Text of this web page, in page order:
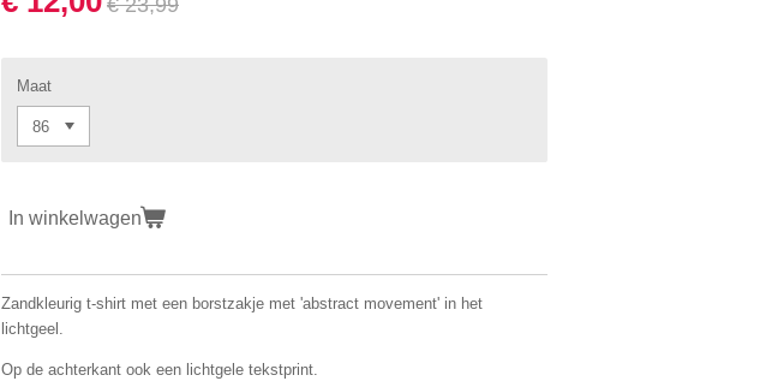
Maat
In winkelwagen
Zandkleurig t-shirt met een borstzakje met 'abstract movement' in het
lichtgeel.
Op de achterkant ook een lichtgele tekstprint.